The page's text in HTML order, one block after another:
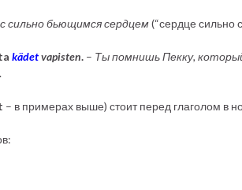
сильно бьющимся сердцем(“сердце сильно
kädetvapisten. – Ты помнишь Пекку,
– в примерах выше) стоит перед глаголом в